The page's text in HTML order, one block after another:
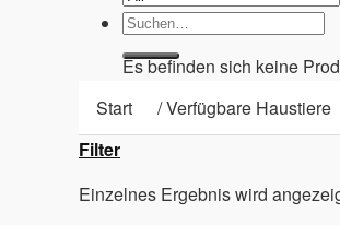
Warenkorb
Es befinden sich keine
Suchen
nach:
Start /Verfügbare Haustiere
Filter
Einzelnes Ergebnis wird